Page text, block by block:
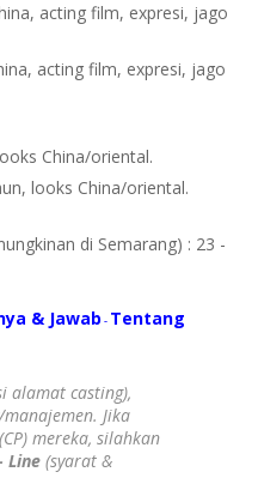
acting film, expresi, jago
acting film, expresi, jago
China/oriental.
looks China/oriental.
di Semarang) : 23 -
& Jawab - Tentang
alamat casting),
Jika
mereka, silahkan
Line (syarat &